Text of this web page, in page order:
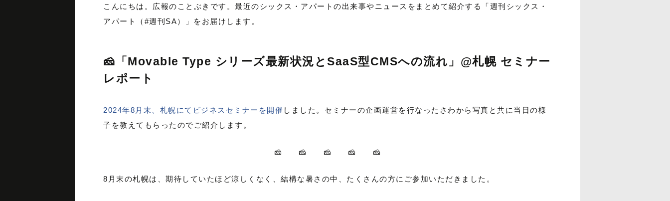
こんにちは。広報のことぶきです。最近のシックス・アパートの出来事やニュースをまとめて紹介する「週刊シックス・
アパート（#週刊SA）」をお届けします。
🧀「Movable Type シリーズ最新状況とSaaS型CMSへの流れ」@札幌 セミナー
レポート
2024年8月末、札幌にてビジネスセミナーを開催 しました。セミナーの企画運営を行なったさわから写真と共に当日の様
子を教えてもらったのでご紹介します。
🧀 🧀 🧀 🧀 🧀
8月末の札幌は、期待していたほど涼しくなく、結構な暑さの中、たくさんの方にご参加いただきました。